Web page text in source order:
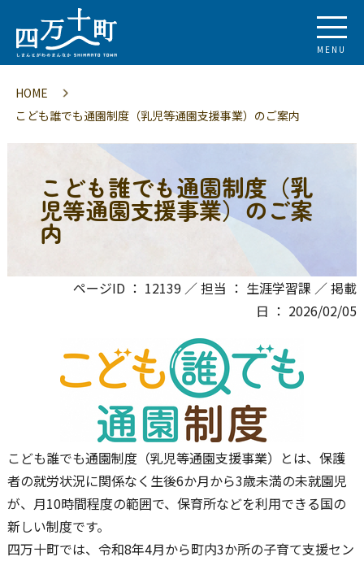
MENU
HOME
こども誰でも通園制度（乳児等通園支援事業）のご案内
こども誰でも通園制度（乳
児等通園支援事業）のご案
内
ページID ： 12139 ／ 担当 ： 生涯学習課 ／ 掲載
日 ： 2026/02/05
こども誰でも通園制度（乳児等通園支援事業）とは、保護
者の就労状況に関係なく生後6か月から3歳未満の未就園児
が、月10時間程度の範囲で、保育所などを利用できる国の
新しい制度です。
四万十町では、令和8年4月から町内3か所の子育て支援セン